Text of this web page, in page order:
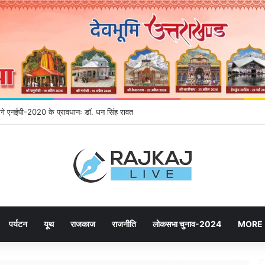
एनईपी-2020 के प्रावधानः डाॅ. धन सिंह रावत
पर्यटन यूथ राजकाज राजनीति लोकसभा चुनाव-2024 MORE